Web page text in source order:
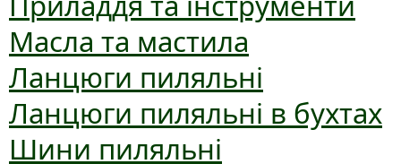
Масла та мастила
Ланцюги пиляльні
Ланцюги пиляльні в бухтах
Шини пиляльні